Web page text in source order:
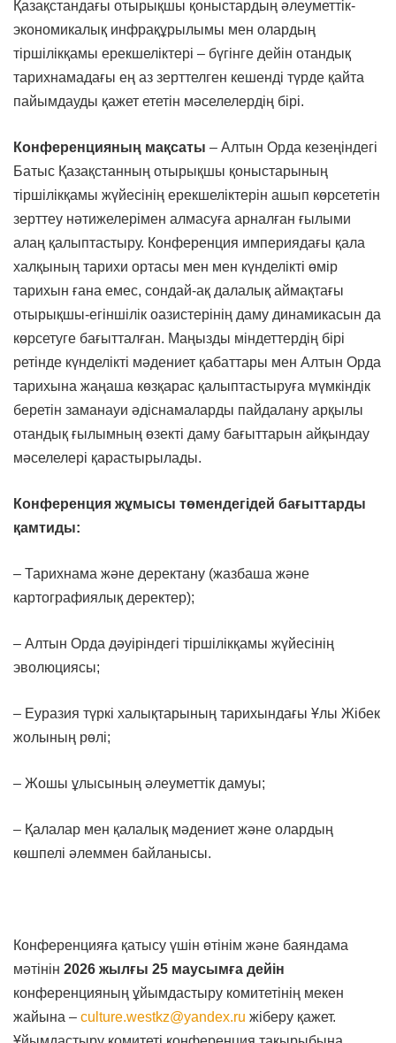
Қазақстандағы отырықшы қоныстардың әлеуметтік-
экономикалық инфрақұрылымы мен олардың
тіршілікқамы ерекшеліктері – бүгінге дейін отандық
тарихнамадағы ең аз зерттелген кешенді түрде қайта
пайымдауды қажет ететін мәселелердің бірі.
Конференцияның мақсаты – Алтын Орда кезеңіндегі
Батыс Қазақстанның отырықшы қоныстарының
тіршілікқамы жүйесінің ерекшеліктерін ашып көрсететін
зерттеу нәтижелерімен алмасуға арналған ғылыми
алаң қалыптастыру. Конференция империядағы қала
халқының тарихи ортасы мен мен күнделікті өмір
тарихын ғана емес, сондай-ақ далалық аймақтағы
отырықшы-егіншілік оазистерінің даму динамикасын да
көрсетуге бағытталған. Маңызды міндеттердің бірі
ретінде күнделікті мәдениет қабаттары мен Алтын Орда
тарихына жаңаша көзқарас қалыптастыруға мүмкіндік
беретін заманауи әдіснамаларды пайдалану арқылы
отандық ғылымның өзекті даму бағыттарын айқындау
мәселелері қарастырылады.
Конференция жұмысы төмендегідей бағыттарды
қамтиды:
– Тарихнама және деректану (жазбаша және
картографиялық деректер);
– Алтын Орда дәуіріндегі тіршілікқамы жүйесінің
эволюциясы;
– Еуразия түркі халықтарының тарихындағы Ұлы Жібек
жолының рөлі;
– Жошы ұлысының әлеуметтік дамуы;
– Қалалар мен қалалық мәдениет және олардың
көшпелі әлеммен байланысы.
Конференцияға қатысу үшін өтінім және баяндама
мәтінін 2026 жылғы 25 маусымға дейін
конференцияның ұйымдастыру комитетінің мекен
жайына – culture.westkz@yandex.ru жіберу қажет.